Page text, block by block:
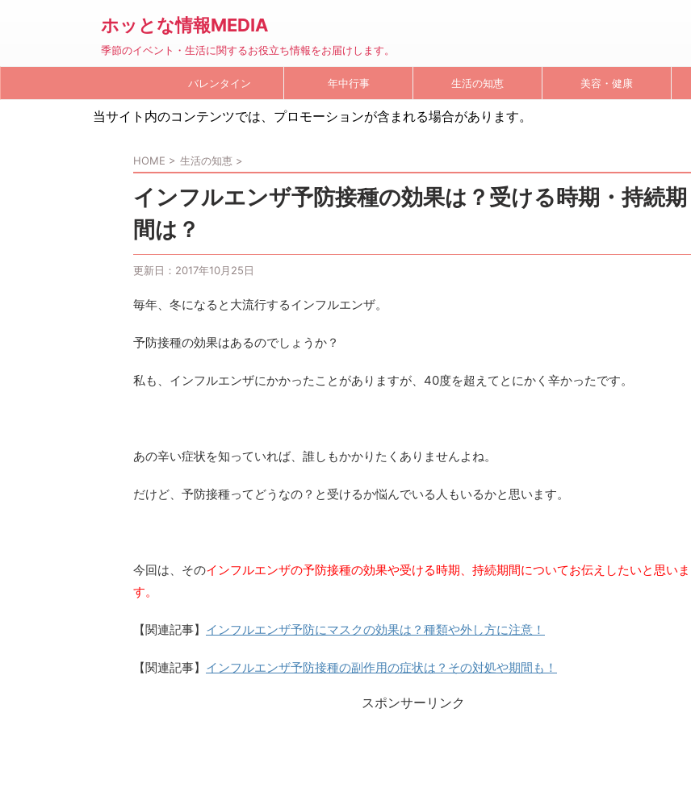
ホッとな情報MEDIA
季節のイベント・生活に関するお役立ち情報をお届けします。
バレンタイン 年中行事 生活の知恵 美容・健康
当サイト内のコンテンツでは、プロモーションが含まれる場合があります。
HOME > 生活の知恵 >
インフルエンザ予防接種の効果は？受ける時期・持続期
間は？
更新日： 2017年10月25日
毎年、冬になると大流行するインフルエンザ。
予防接種の効果はあるのでしょうか？
私も、インフルエンザにかかったことがありますが、40度を超えてとにかく辛かったです。
あの辛い症状を知っていれば、誰しもかかりたくありませんよね。
だけど、予防接種ってどうなの？と受けるか悩んでいる人もいるかと思います。
今回は、そのインフルエンザの予防接種の効果や受ける時期、持続期間についてお伝えしたいと思いま
す。
【関連記事】 インフルエンザ予防にマスクの効果は？種類や外し方に注意！
【関連記事】 インフルエンザ予防接種の副作用の症状は？その対処や期間も！
スポンサーリンク